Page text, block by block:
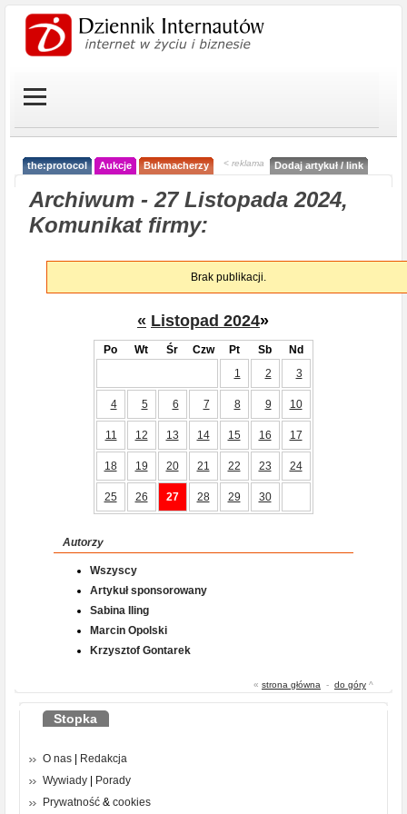
the:protocol Aukcje Bukmacherzy < reklama Dodaj artykuł / link
Archiwum - 27 Listopada 2024,
Komunikat firmy:
Brak publikacji.
« Listopad 2024»
Po Wt Śr Czw Pt Sb
Nd
1
2 3
4 5 6 7 8 9 10
11 12 13 14 15 16 17
18 19 20 21 22 23 24
25 26 27 28 29 30
Autorzy
Wszyscy
Artykuł sponsorowany
Sabina Iling
Marcin Opolski
Krzysztof Gontarek
« strona główna - do góry ^
Stopka
O nas
Redakcja
Wywiady
Porady
Prywatność & cookies